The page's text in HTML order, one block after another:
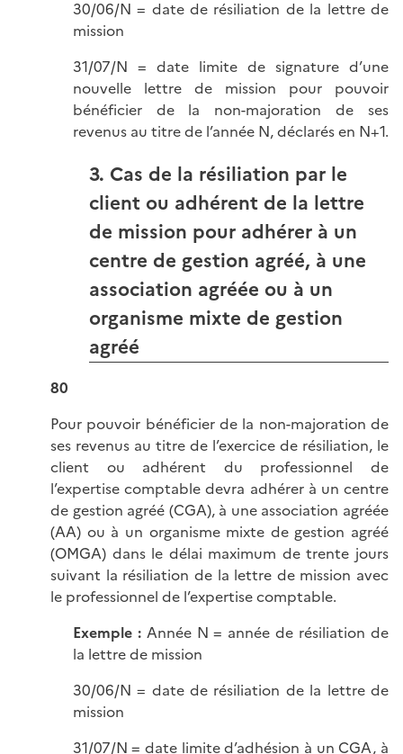
30/06/N = date de résiliation de la lettre de
mission
31/07/N = date limite de signature d’une
nouvelle lettre de mission pour pouvoir
bénéficier de la non-majoration de ses
revenus au titre de l’année N, déclarés en N+1.
3. Cas de la résiliation par le
client ou adhérent de la lettre
de mission pour adhérer à un
centre de gestion agréé, à une
association agréée ou à un
organisme mixte de gestion
agréé
80
Pour pouvoir bénéficier de la non-majoration de
ses revenus au titre de l’exercice de résiliation, le
client ou adhérent du professionnel de
l’expertise comptable devra adhérer à un centre
de gestion agréé (CGA), à une association agréée
(AA) ou à un organisme mixte de gestion agréé
(OMGA) dans le délai maximum de trente jours
suivant la résiliation de la lettre de mission avec
le professionnel de l’expertise comptable.
Exemple :Année N = année de résiliation de
la lettre de mission
30/06/N = date de résiliation de la lettre de
mission
31/07/N = date limite d’adhésion à un CGA, à